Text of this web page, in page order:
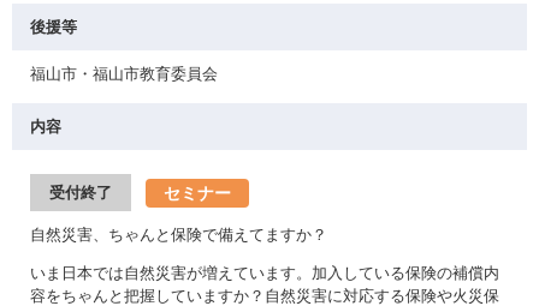
後援等
福山市・福山市教育委員会
内容
受付終了 セミナー
自然災害、ちゃんと保険で備えてますか？
いま日本では自然災害が増えています。加入している保険の補償内
容をちゃんと把握していますか？自然災害に対応する保険や火災保